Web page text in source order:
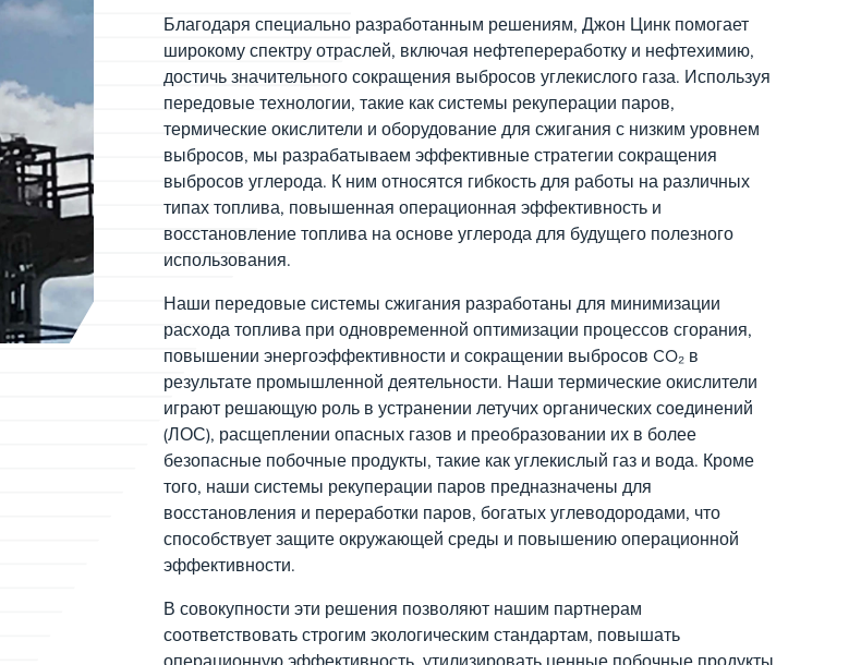
Благодаря специально разработанным решениям, Джон Цинк помогает
широкому спектру отраслей, включая нефтепереработку и нефтехимию,
достичь значительного сокращения выбросов углекислого газа. Используя
передовые технологии, такие как системы рекуперации паров,
термические окислители и оборудование для сжигания с низким уровнем
выбросов, мы разрабатываем эффективные стратегии сокращения
выбросов углерода. К ним относятся гибкость для работы на различных
типах топлива, повышенная операционная эффективность и
восстановление топлива на основе углерода для будущего полезного
использования.
Наши передовые системы сжигания разработаны для минимизации
расхода топлива при одновременной оптимизации процессов сгорания,
повышении энергоэффективности и сокращении выбросов CO₂ в
результате промышленной деятельности. Наши термические окислители
играют решающую роль в устранении летучих органических соединений
(ЛОС), расщеплении опасных газов и преобразовании их в более
безопасные побочные продукты, такие как углекислый газ и вода. Кроме
того, наши системы рекуперации паров предназначены для
восстановления и переработки паров, богатых углеводородами, что
способствует защите окружающей среды и повышению операционной
эффективности.
В совокупности эти решения позволяют нашим партнерам
соответствовать строгим экологическим стандартам, повышать